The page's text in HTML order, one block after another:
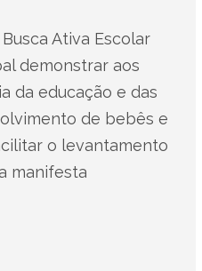
Ativa Escolar
demonstrar aos
da educação e das
de bebês e
o levantamento
manifesta